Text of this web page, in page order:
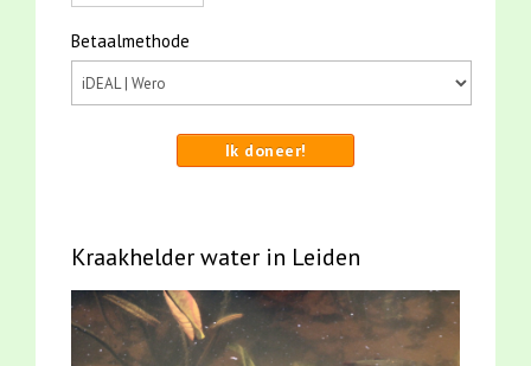
Betaalmethode
Ik doneer!
Kraakhelder water in Leiden